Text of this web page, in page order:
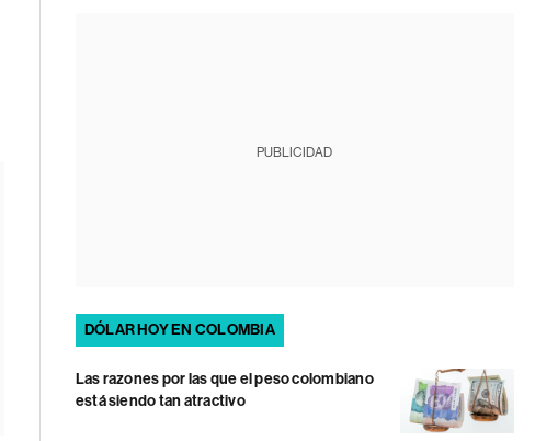
PUBLICIDAD
DÓLAR HOY EN COLOMBIA
Las razones por las que el peso colombiano
está siendo tan atractivo